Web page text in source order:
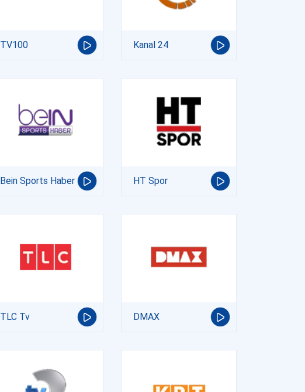
TV100 Kanal 24
Bein Sports Haber HT Spor
TLC Tv DMAX